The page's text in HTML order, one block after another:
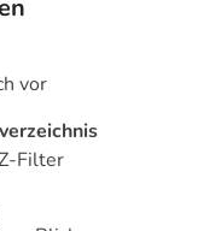
vor
Filter